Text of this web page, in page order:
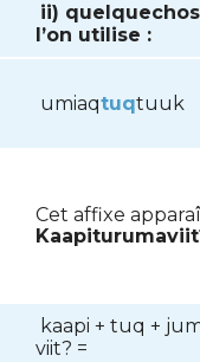
ii)
l’on utilise :
umiaqtuqtuuk
Cet affixe
kaapi + tuq +
viit? =